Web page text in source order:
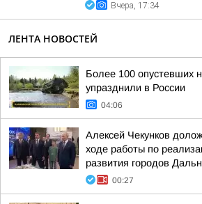
Вчера, 17:34
ЛЕНТА НОВОСТЕЙ
Более 100 опустевших
упразднили в России
04:06
Алексей Чекунков
ходе работы по
развития городов
00:27